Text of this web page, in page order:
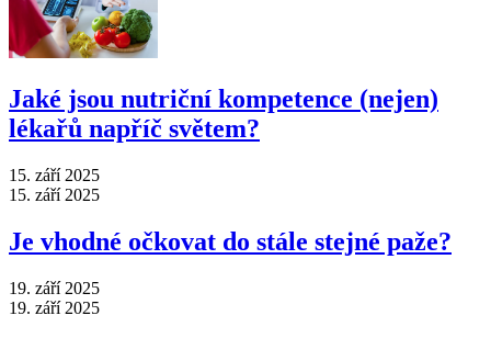
Jaké jsou nutriční kompetence (nejen)
lékařů napříč světem?
15. září 2025
15. září 2025
Je vhodné očkovat do stále stejné paže?
19. září 2025
19. září 2025